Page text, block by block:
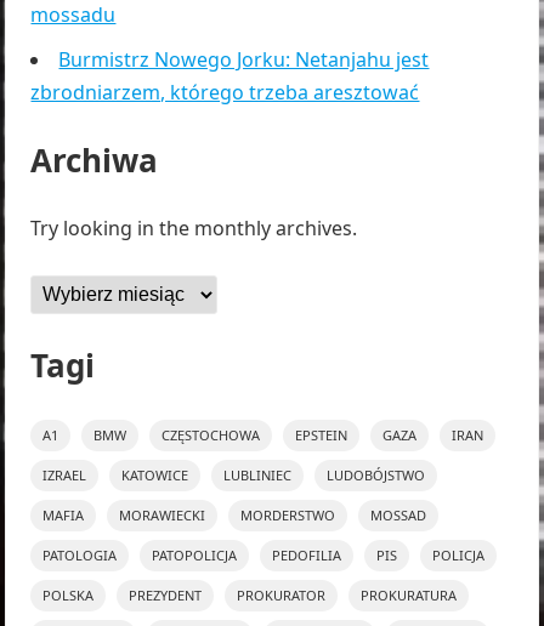
mossadu
Burmistrz Nowego Jorku: Netanjahu jest
zbrodniarzem, którego trzeba aresztować
Archiwa
Try looking in the monthly archives.
Archiwa
Tagi
A1 BMW CZĘSTOCHOWA EPSTEIN GAZA IRAN
IZRAEL KATOWICE LUBLINIEC LUDOBÓJSTWO
MAFIA MORAWIECKI MORDERSTWO MOSSAD
PATOLOGIA PATOPOLICJA PEDOFILIA PIS POLICJA
POLSKA PREZYDENT PROKURATOR PROKURATURA